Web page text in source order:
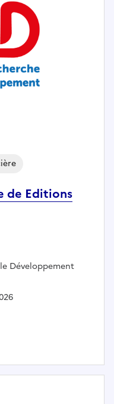
de Editions
Développement
gestionnaire de